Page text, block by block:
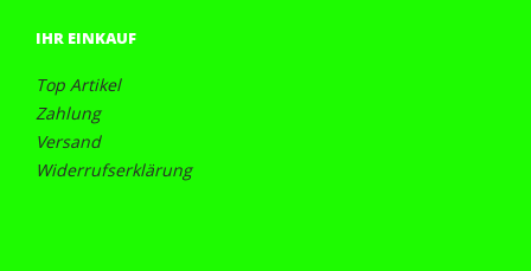
IHR EINKAUF
Top Artikel
Zahlung
Versand
Widerrufserklärung